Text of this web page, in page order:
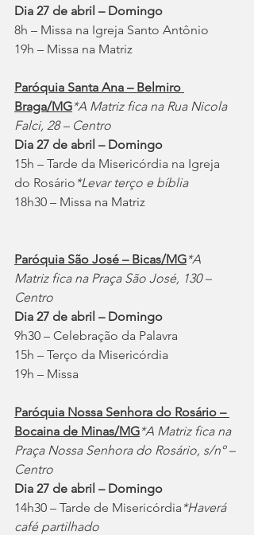
Dia 27 de abril – Domingo
8h – Missa na Igreja Santo Antônio
19h – Missa na Matriz
Paróquia Santa Ana – Belmiro
Braga/MG*A Matriz fica na Rua Nicola
Falci, 28 – Centro
Dia 27 de abril – Domingo
15h – Tarde da Misericórdia na Igreja
do Rosário *Levar terço e bíblia
18h30 – Missa na Matriz
Paróquia São José – Bicas/MG*A
Matriz fica na Praça São José, 130 –
Centro
Dia 27 de abril – Domingo
9h30 – Celebração da Palavra
15h – Terço da Misericórdia
19h – Missa
Paróquia Nossa Senhora do Rosário –
Bocaina de Minas/MG*A Matriz fica na
Praça Nossa Senhora do Rosário, s/nº –
Centro
Dia 27 de abril – Domingo
14h30 – Tarde de Misericórdia *Haverá
café partilhado